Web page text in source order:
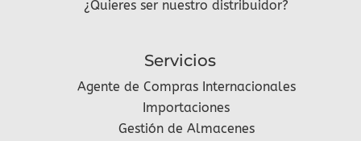
¿Quieres ser nuestro distribuidor?
Servicios
Agente de Compras Internacionales
Importaciones
Gestión de Almacenes